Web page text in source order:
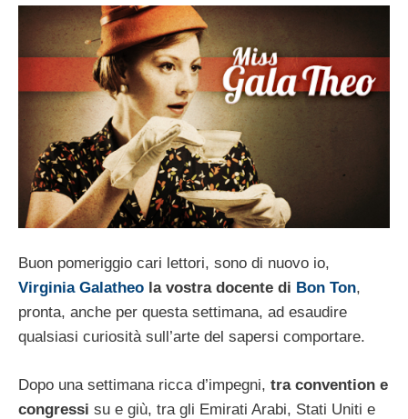
Buon pomeriggio cari lettori, sono di nuovo io,
Virginia Galatheo la vostra docente di Bon Ton,
pronta, anche per questa settimana, ad esaudire
qualsiasi curiosità sull’arte del sapersi comportare.
Dopo una settimana ricca d’impegni, tra convention e
congressi su e giù, tra gli Emirati Arabi, Stati Uniti e